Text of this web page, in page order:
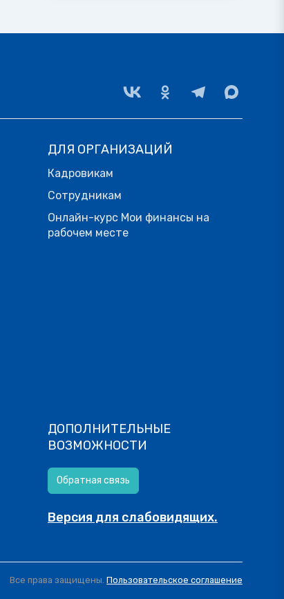
ДЛЯ ОРГАНИЗАЦИЙ
Кадровикам
Сотрудникам
Онлайн-курс Мои финансы на
рабочем месте
ДОПОЛНИТЕЛЬНЫЕ
ВОЗМОЖНОСТИ
Обратная связь
Версия для слабовидящих.
Все права защищены. Пользовательское соглашение